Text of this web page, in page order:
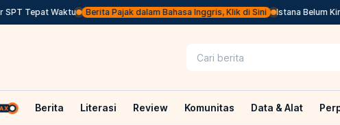
Tepat Waktu Berita Pajak dalam Bahasa Inggris, Klik di Sini Istana Belum
Berita Literasi Review Komunitas Data & Alat